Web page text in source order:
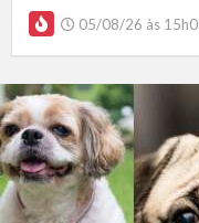
05/08/26 às